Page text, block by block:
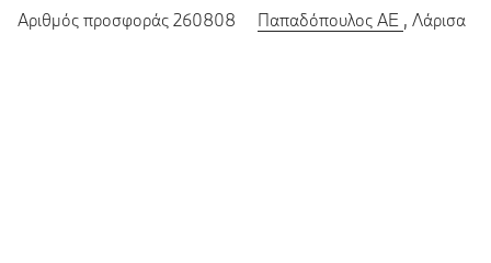
Αριθμός προσφοράς 260808 Παπαδόπουλος ΑΕ , Λάρισα